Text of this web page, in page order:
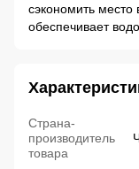
сэкономить место
обеспечивает
Страна-
производитель
товара